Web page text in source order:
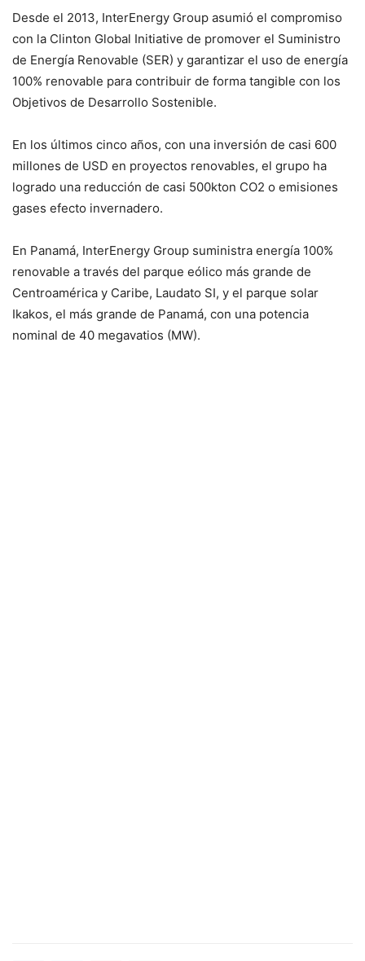
Desde el 2013, InterEnergy Group asumió el compromiso
con la Clinton Global Initiative de promover el Suministro
de Energía Renovable (SER) y garantizar el uso de energía
100% renovable para contribuir de forma tangible con los
Objetivos de Desarrollo Sostenible.
En los últimos cinco años, con una inversión de casi 600
millones de USD en proyectos renovables, el grupo ha
logrado una reducción de casi 500kton CO2 o emisiones
gases efecto invernadero.
En Panamá, InterEnergy Group suministra energía 100%
renovable a través del parque eólico más grande de
Centroamérica y Caribe, Laudato SI, y el parque solar
Ikakos, el más grande de Panamá, con una potencia
nominal de 40 megavatios (MW).